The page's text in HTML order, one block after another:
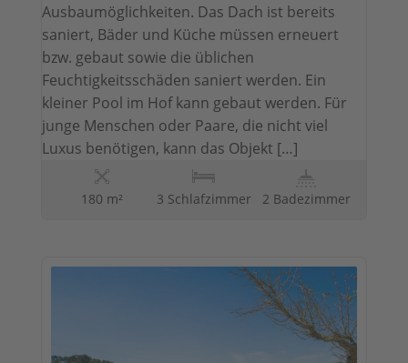
Ausbaumöglichkeiten. Das Dach ist bereits
saniert, Bäder und Küche müssen erneuert
bzw. gebaut sowie die üblichen
Feuchtigkeitsschäden saniert werden. Ein
kleiner Pool im Hof kann gebaut werden. Für
junge Menschen oder Paare, die nicht viel
Luxus benötigen, kann das Objekt […]
180 m² 3 Schlafzimmer 2 Badezimmer